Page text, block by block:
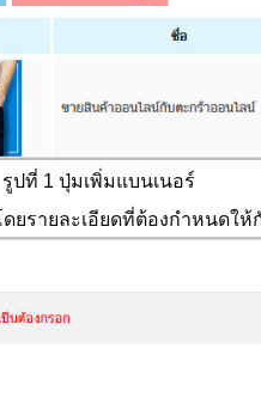
รูปที่ 1 ปุ่มเพิ่มแบนเนอร์
ายละเอียดที่ต้องกำหนดให้